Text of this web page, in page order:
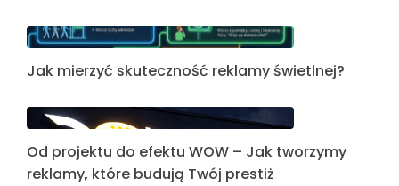
Jak mierzyć skuteczność reklamy świetlnej?
Od projektu do efektu WOW – Jak tworzymy
reklamy, które budują Twój prestiż